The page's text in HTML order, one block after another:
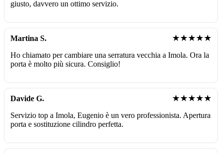
giusto, davvero un ottimo servizio.
Martina S. ★★★★★
Ho chiamato per cambiare una serratura vecchia a Imola. Ora la
porta è molto più sicura. Consiglio!
Davide G. ★★★★★
Servizio top a Imola, Eugenio è un vero professionista. Apertura
porta e sostituzione cilindro perfetta.